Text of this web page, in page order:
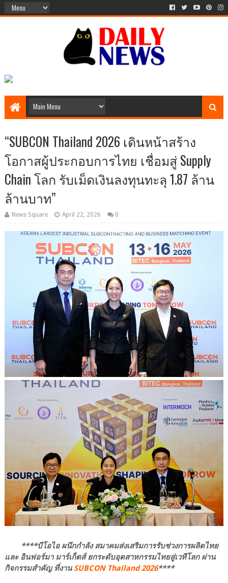
“SUBCON Thailand 2026 เดินหน้าสร้าง
โอกาสผู้ประกอบการไทย เชื่อมสู่ Supply
Chain โลก รับเม็ดเงินลงทุนทะลุ 1.87 ล้าน
ล้านบาท”
News Square April 22, 2026 0
****บีโอไอ ผนึกกำลัง สมาคมส่งเสริมการรับช่วงการผลิตไทย
และ อินฟอร์มา มาร์เก็ตส์ ยกระดับอุตสาหกรรมไทยสู่เวทีโลก ผ่าน
กิจกรรมสำคัญ ที่งาน SUBCON Thailand 2026****